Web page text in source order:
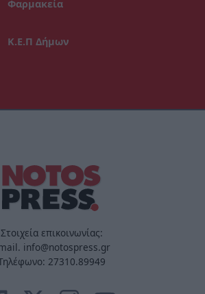
Φαρμακεία
Κ.Ε.Π Δήμων
Στοιχεία επικοινωνίας:
info@notospress.gr
27310.89949